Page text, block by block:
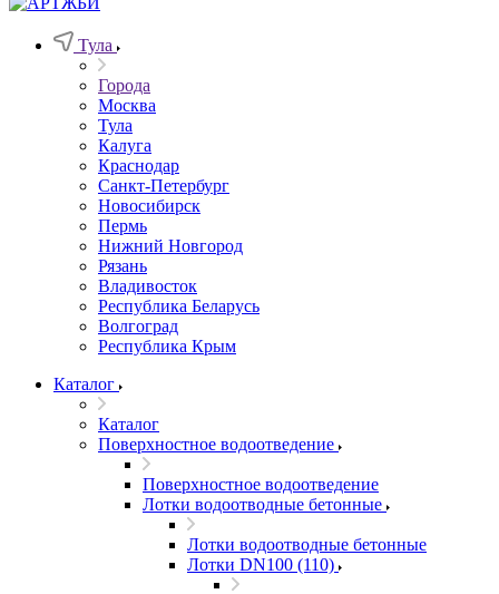
Тула
Города
Москва
Тула
Калуга
Краснодар
Санкт-Петербург
Новосибирск
Пермь
Нижний Новгород
Рязань
Владивосток
Республика Беларусь
Волгоград
Республика Крым
Каталог
Каталог
Поверхностное водоотведение
Поверхностное водоотведение
Лотки водоотводные бетонные
Лотки водоотводные бетонные
Лотки DN100 (110)